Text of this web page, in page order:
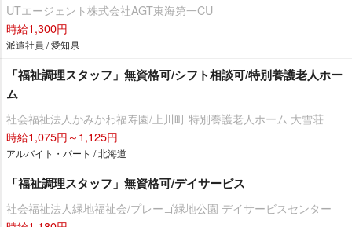
UTエージェント株式会社AGT東海第一CU
時給1,300円
派遣社員 / 愛知県
「福祉調理スタッフ」無資格可/シフト相談可/特別養護老人ホー
ム
社会福祉法人かみかわ福寿園/上川町 特別養護老人ホーム 大雪荘
時給1,075円～1,125円
アルバイト・パート / 北海道
「福祉調理スタッフ」無資格可/デイサービス
社会福祉法人緑地福祉会/プレーゴ緑地公園 デイサービスセンター